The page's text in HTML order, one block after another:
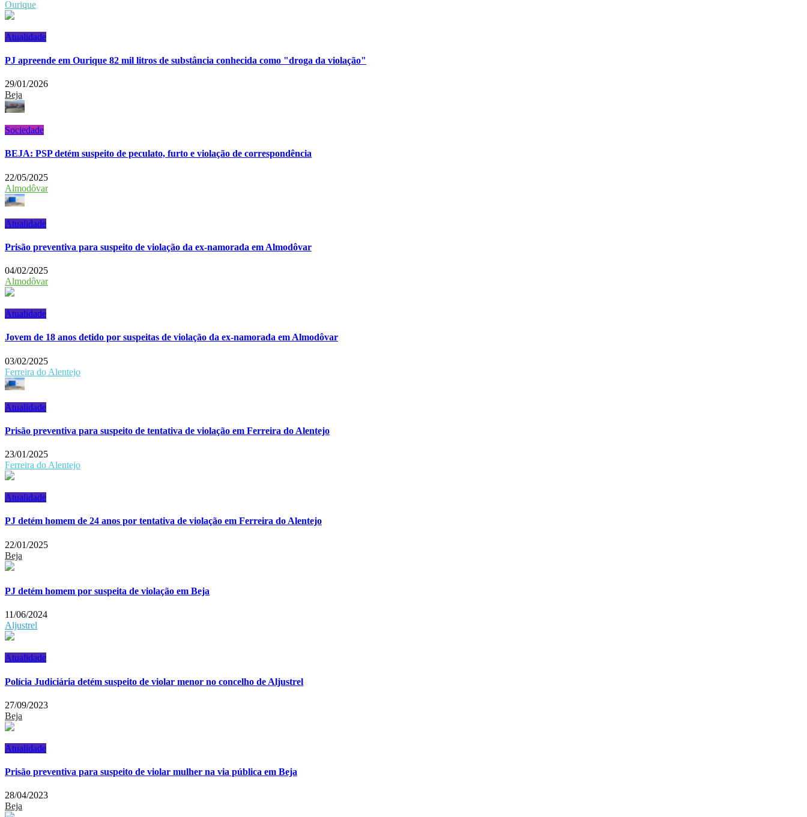
Ourique
Atualidade
PJ apreende em Ourique 82 mil litros de substância conhecida como "droga da violação"
29/01/2026
Beja
Sociedade
BEJA: PSP detém suspeito de peculato, furto e violação de correspondência
22/05/2025
Almodôvar
Atualidade
Prisão preventiva para suspeito de violação da ex-namorada em Almodôvar
04/02/2025
Almodôvar
Atualidade
Jovem de 18 anos detido por suspeitas de violação da ex-namorada em Almodôvar
03/02/2025
Ferreira do Alentejo
Atualidade
Prisão preventiva para suspeito de tentativa de violação em Ferreira do Alentejo
23/01/2025
Ferreira do Alentejo
Atualidade
PJ detém homem de 24 anos por tentativa de violação em Ferreira do Alentejo
22/01/2025
Beja
PJ detém homem por suspeita de violação em Beja
11/06/2024
Aljustrel
Atualidade
Polícia Judiciária detém suspeito de violar menor no concelho de Aljustrel
27/09/2023
Beja
Atualidade
Prisão preventiva para suspeito de violar mulher na via pública em Beja
28/04/2023
Beja